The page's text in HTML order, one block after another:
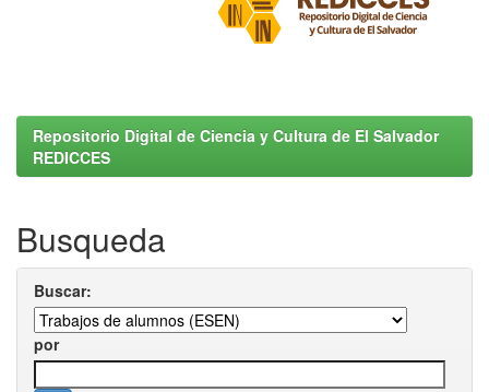
Repositorio Digital de Ciencia y Cultura de El Salvador
REDICCES
Busqueda
Buscar:
por